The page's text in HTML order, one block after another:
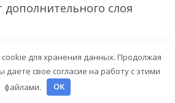
дополнительного слоя
слой ткани,
профиль из этого
cookie для хранения данных. Продолжая
даете свое согласие на работу с этими
файлами.
OK